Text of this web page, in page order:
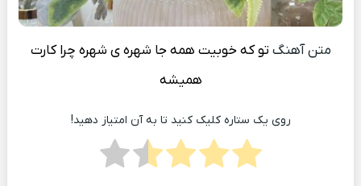
متن آهنگ تو که خوبیت همه جا شهره ی شهره چرا کارت
همیشه
روی یک ستاره کلیک کنید تا به آن امتیاز دهید!